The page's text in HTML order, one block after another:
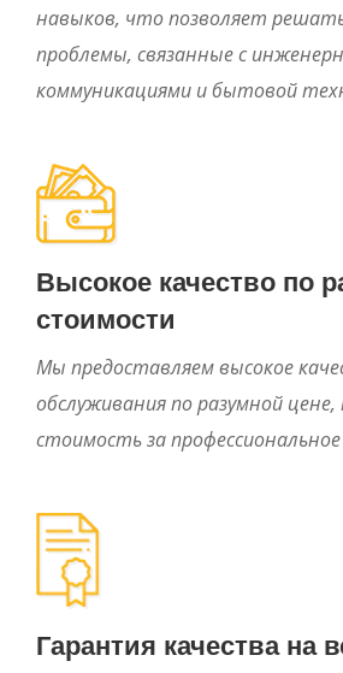
навыков, что позволяет
проблемы, связанные с
коммуникациями и бытовой
Высокое качество по
стоимости
Мы предоставляем высокое
обслуживания по разумной цене,
стоимость за
Гарантия качества на